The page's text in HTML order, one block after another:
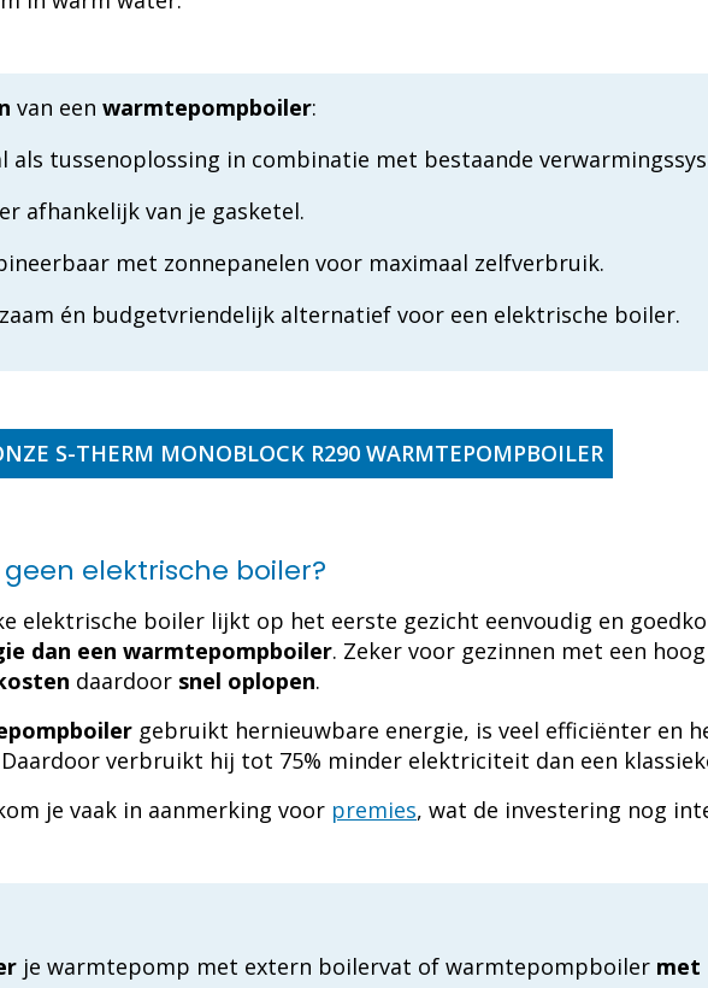
van een warmtepompboiler:
als tussenoplossing in combinatie met bestaande
afhankelijk van je gasketel.
met zonnepanelen voor maximaal zelfverbruik.
én budgetvriendelijk alternatief voor een elektrische boiler.
S-THERM MONOBLOCK R290 WARMTEPOMPBOILER
elektrische boiler?
elektrische boiler lijkt op het eerste gezicht eenvoudig en
dan een warmtepompboiler. Zeker voor gezinnen met een
daardoor snel oplopen.
gebruikt hernieuwbare energie, is veel efficiënter en
verbruikt hij tot 75% minder elektriciteit dan een
je vaak in aanmerking voor premies, wat de investering nog
je warmtepomp met extern boilervat of warmtepompboiler met